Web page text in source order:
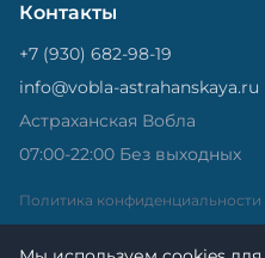
Контакты
+7 (930) 682-98-19
info@vobla-astrahanskaya.ru
Астраханская Вобла
07:00-22:00 Без выходных
Политика конфиденциальности